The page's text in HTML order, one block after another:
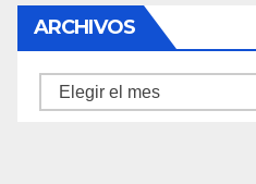
ARCHIVOS
Archivos